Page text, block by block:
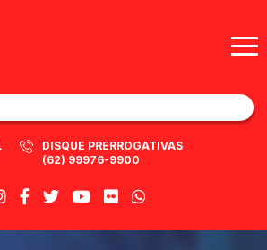
DISQUE PRERROGATIVAS
(62) 99976-9900